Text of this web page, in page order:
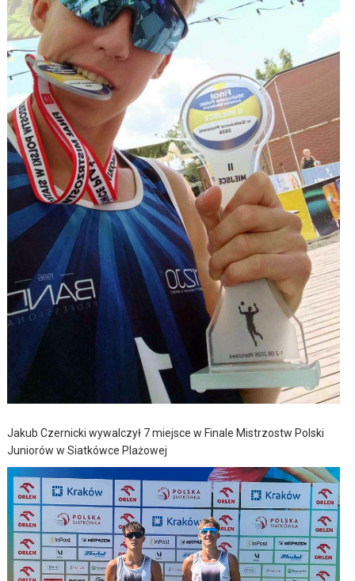
Jakub Czernicki wywalczył 7 miejsce w Finale Mistrzostw Polski
Juniorów w Siatkówce Plażowej